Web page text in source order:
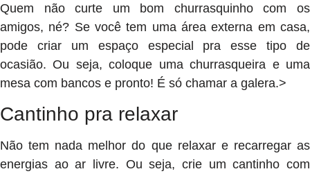
Quem não curte um bom churrasquinho com os
amigos, né? Se você tem uma área externa em casa,
pode criar um espaço especial pra esse tipo de
ocasião. Ou seja, coloque uma churrasqueira e uma
mesa com bancos e pronto! É só chamar a galera.>
Cantinho pra relaxar
Não tem nada melhor do que relaxar e recarregar as
energias ao ar livre. Ou seja, crie um cantinho com